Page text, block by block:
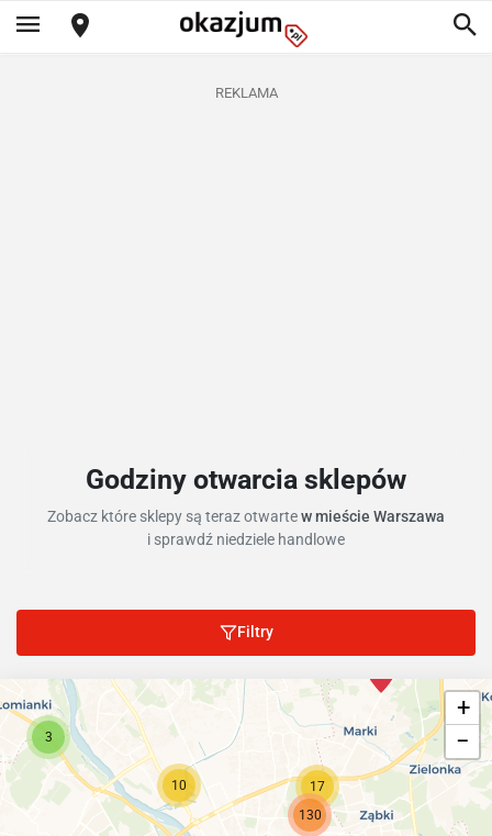
REKLAMA
Godziny otwarcia sklepów
Zobacz które sklepy są teraz otwartew mieście Warszawa
i sprawdź niedziele handlowe
Filtry
130
17
10
3
+
−